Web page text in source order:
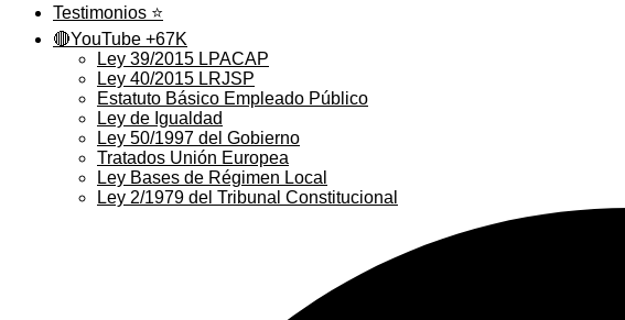
Testimonios ⭐️
🔴YouTube +67K
Ley 39/2015 LPACAP
Ley 40/2015 LRJSP
Estatuto Básico Empleado Público
Ley de Igualdad
Ley 50/1997 del Gobierno
Tratados Unión Europea
Ley Bases de Régimen Local
Ley 2/1979 del Tribunal Constitucional